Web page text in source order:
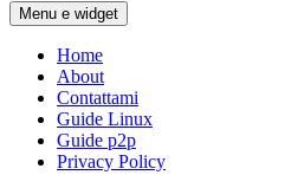
Menu e widget
Home
About
Contattami
Guide Linux
Guide p2p
Privacy Policy